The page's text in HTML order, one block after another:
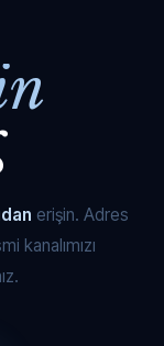
erişin. Adres
kanalımızı